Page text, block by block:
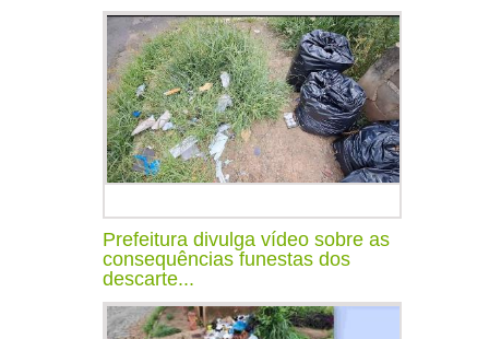
Prefeitura divulga vídeo sobre as
consequências funestas dos
descarte...